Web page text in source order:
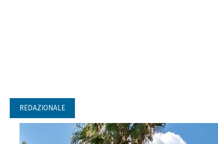
REDAZIONALE